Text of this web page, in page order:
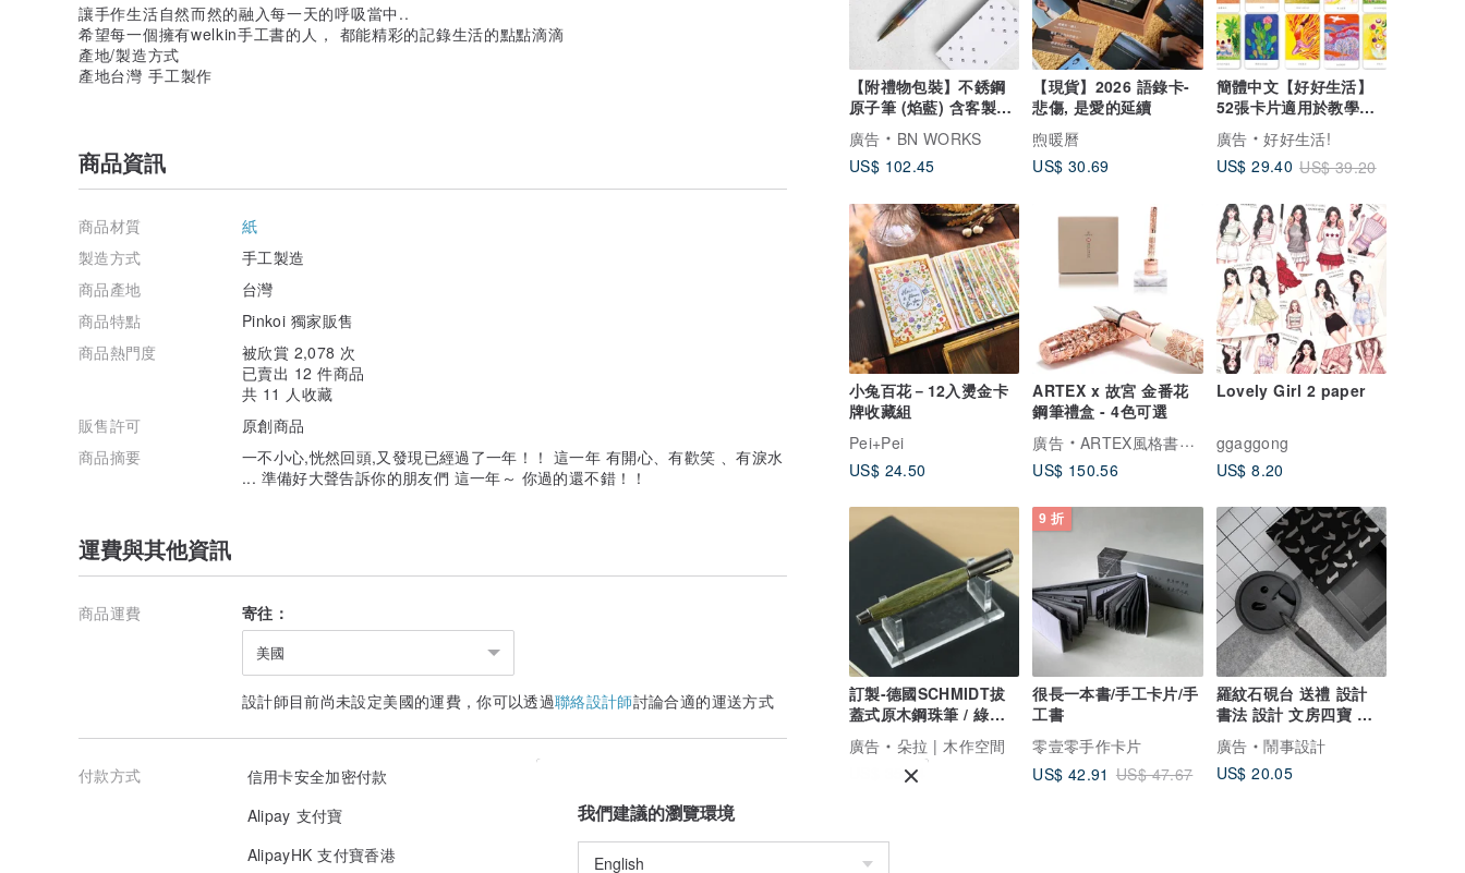
【附禮物包裝】不銹鋼
原子筆 (焰藍) 含客製化
刻字
廣告
BN WORKS
US$ 102.45
【現貨】2026 語錄卡-
悲傷, 是愛的延續
煦暖曆
US$ 30.69
簡體中文【好好生活】
52張卡片適用於教學、
心理諮商和個、易安妮
廣告
好好生活!
US$ 29.40 US$ 39.20
小兔百花－12入燙金卡
牌收藏組
Pei+Pei
US$ 24.50
ARTEX x 故宮 金番花
鋼筆禮盒 - 4色可選
廣告
ARTEX風格書寫精品
US$ 150.56
Lovely Girl 2 paper
ggaggong
US$ 8.20
訂製-德國SCHMIDT拔
蓋式原木鋼珠筆 / 綠檀
可客製刻字
廣告
朵拉 | 木作空間
US$ 35.64
9 折
很長一本書/手工卡片/手
工書
零壹零手作卡片
US$ 42.91 US$ 47.67
羅紋石硯台 送禮 設計
書法 設計 文房四寶 簡
約
廣告
鬧事設計
US$ 20.05
讓手作生活自然而然的融入每一天的呼吸當中..
希望每一個擁有welkin手工書的人， 都能精彩的記錄生活的點點滴滴
產地/製造方式
產地台灣 手工製作
商品資訊
商品材質
紙
製造方式
手工製造
商品產地
台灣
商品特點
Pinkoi 獨家販售
商品熱門度
被欣賞 2,078 次
已賣出 12 件商品
共 11 人收藏
販售許可
原創商品
商品摘要
一不小心,恍然回頭,又發現已經過了一年！！ 這一年 有開心、有歡笑 、有淚水
... 準備好大聲告訴你的朋友們 這一年～ 你過的還不錯！！
運費與其他資訊
商品運費 寄往：
美國
設計師目前尚未設定美國的運費，你可以透過聯絡設計師討論合適的運送方式
付款方式
信用卡安全加密付款
Alipay 支付寶
AlipayHK 支付寶香港
我們建議的瀏覽環境